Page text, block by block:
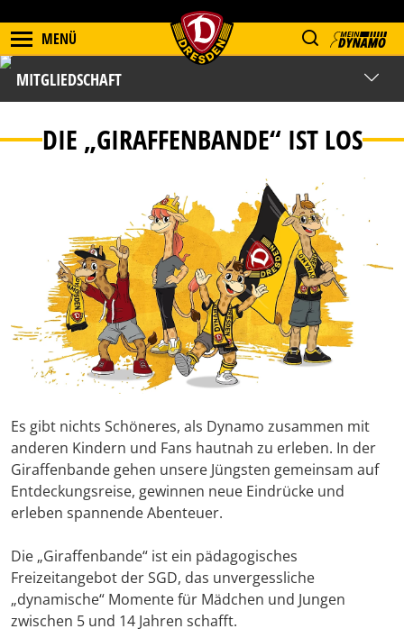
MENÜ
MITGLIEDSCHAFT
DIE „GIRAFFENBANDE“ IST LOS
Es gibt nichts Schöneres, als Dynamo zusammen mit
anderen Kindern und Fans hautnah zu erleben. In der
Giraffenbande gehen unsere Jüngsten gemeinsam auf
Entdeckungsreise, gewinnen neue Eindrücke und
erleben spannende Abenteuer.
Die „Giraffenbande“ ist ein pädagogisches
Freizeitangebot der SGD, das unvergessliche
„dynamische“ Momente für Mädchen und Jungen
zwischen 5 und 14 Jahren schafft.